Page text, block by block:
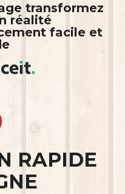
transformez
réalité
facile et
RAPIDE